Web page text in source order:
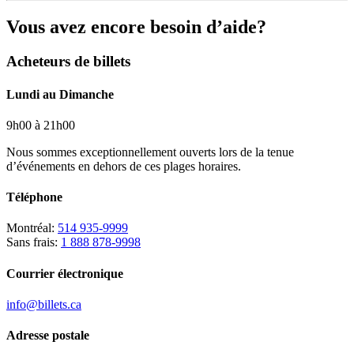
Vous avez encore besoin d’aide?
Acheteurs de billets
Lundi au Dimanche
9h00 à 21h00
Nous sommes exceptionnellement ouverts lors de la tenue
d’événements en dehors de ces plages horaires.
Téléphone
Montréal: 514 935-9999
Sans frais: 1 888 878-9998
Courrier électronique
info@billets.ca
Adresse postale